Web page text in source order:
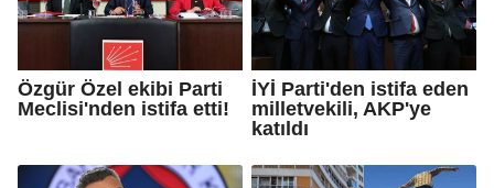
Özgür Özel ekibi Parti
Meclisi'nden istifa etti!
İYİ Parti'den istifa eden
milletvekili, AKP'ye
katıldı